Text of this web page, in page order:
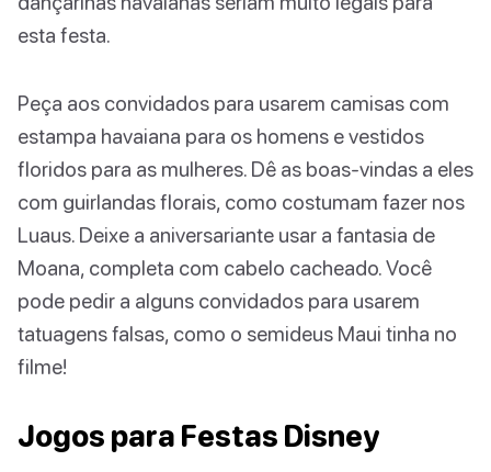
esta festa.
Peça aos convidados para usarem camisas com
estampa havaiana para os homens e vestidos
floridos para as mulheres. Dê as boas-vindas a eles
com guirlandas florais, como costumam fazer nos
Luaus. Deixe a aniversariante usar a fantasia de
Moana, completa com cabelo cacheado. Você
pode pedir a alguns convidados para usarem
tatuagens falsas, como o semideus Maui tinha no
filme!
Jogos para Festas Disney